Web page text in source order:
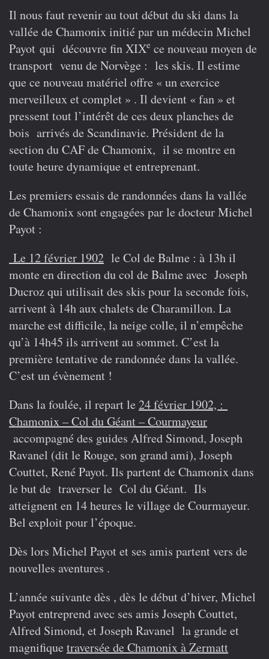
Il nous faut revenir au tout début du ski dans la
vallée de Chamonix initié par un médecin Michel
Payot qui découvre fin XIXe ce nouveau moyen de
transport venu de Norvège : les skis. Il estime
que ce nouveau matériel offre « un exercice
merveilleux et complet » . Il devient « fan » et
pressent tout l’intérêt de ces deux planches de
bois arrivés de Scandinavie. Président de la
section du CAF de Chamonix, il se montre en
toute heure dynamique et entreprenant.
Les premiers essais de randonnées dans la vallée
de Chamonix sont engagées par le docteur Michel
Payot :
Le 12 février 1902 le Col de Balme : à 13h il
monte en direction du col de Balme avec Joseph
Ducroz qui utilisait des skis pour la seconde fois,
arrivent à 14h aux chalets de Charamillon. La
marche est difficile, la neige colle, il n’empêche
qu’à 14h45 ils arrivent au sommet. C’est la
première tentative de randonnée dans la vallée.
C’est un évènement !
Dans la foulée, il repart le 24 février 1902, :
Chamonix – Col du Géant – Courmayeur
accompagné des guides Alfred Simond, Joseph
Ravanel (dit le Rouge, son grand ami), Joseph
Couttet, René Payot. Ils partent de Chamonix dans
le but de traverser le Col du Géant. Ils
atteignent en 14 heures le village de Courmayeur.
Bel exploit pour l’époque.
Dès lors Michel Payot et ses amis partent vers de
nouvelles aventures .
L’année suivante dès , dès le début d’hiver, Michel
Payot entreprend avec ses amis Joseph Couttet,
Alfred Simond, et Joseph Ravanel la grande et
magnifique traversée de Chamonix à Zermatt